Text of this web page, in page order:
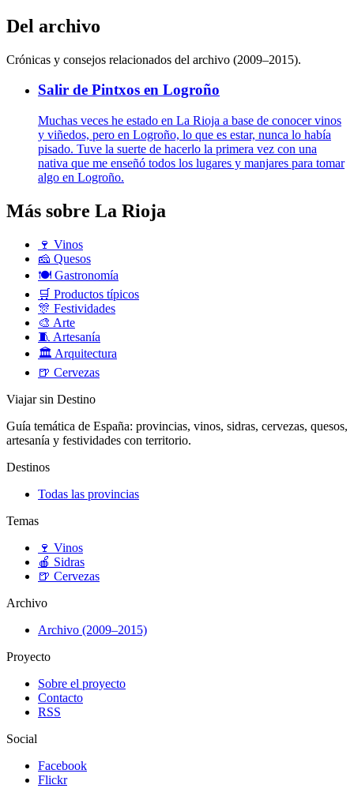
Del archivo
Crónicas y consejos relacionados del archivo (2009–2015).
Salir de Pintxos en Logroño
Muchas veces he estado en La Rioja a base de conocer vinos
y viñedos, pero en Logroño, lo que es estar, nunca lo había
pisado. Tuve la suerte de hacerlo la primera vez con una
nativa que me enseñó todos los lugares y manjares para tomar
algo en Logroño.
Más sobre La Rioja
🍷 Vinos
🧀 Quesos
🍽️ Gastronomía
🛒 Productos típicos
🎊 Festividades
🎨 Arte
🧵 Artesanía
🏛️ Arquitectura
🍺 Cervezas
Viajar sin Destino
Guía temática de España: provincias, vinos, sidras, cervezas, quesos,
artesanía y festividades con territorio.
Destinos
Todas las provincias
Temas
🍷 Vinos
🍎 Sidras
🍺 Cervezas
Archivo
Archivo (2009–2015)
Proyecto
Sobre el proyecto
Contacto
RSS
Social
Facebook
Flickr